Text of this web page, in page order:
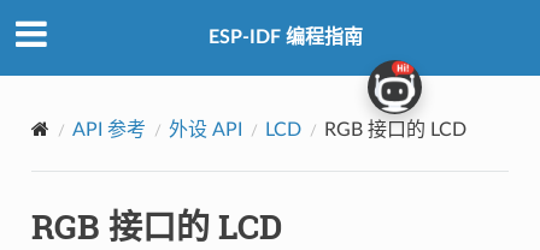
ESP-IDF 编程指南
API 参考 外设 API LCD RGB 接口的 LCD
RGB 接口的 LCD